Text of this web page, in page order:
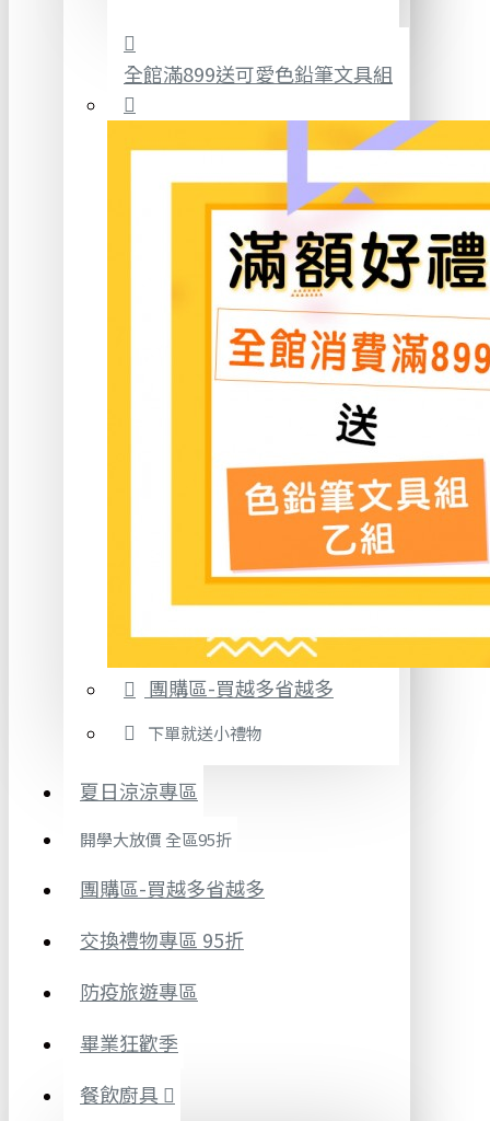
全館滿899送可愛色鉛筆文具組
團購區-買越多省越多
下單就送小禮物
夏日涼涼專區
開學大放價 全區95折
團購區-買越多省越多
交換禮物專區 95折
防疫旅遊專區
畢業狂歡季
餐飲廚具